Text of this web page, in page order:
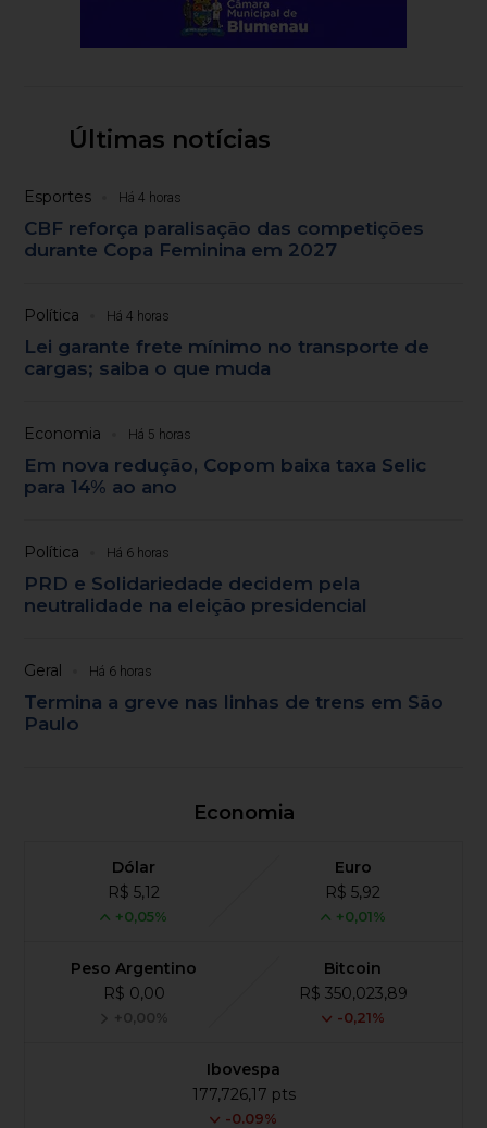
Últimas notícias
Esportes Há 4 horas
CBF reforça paralisação das competições
durante Copa Feminina em 2027
Política Há 4 horas
Lei garante frete mínimo no transporte de
cargas; saiba o que muda
Economia Há 5 horas
Em nova redução, Copom baixa taxa Selic
para 14% ao ano
Política Há 6 horas
PRD e Solidariedade decidem pela
neutralidade na eleição presidencial
Geral Há 6 horas
Termina a greve nas linhas de trens em São
Paulo
Economia
Dólar
R$ 5,12
+0,05%
Euro
R$ 5,92
+0,01%
Peso Argentino
R$ 0,00
+0,00%
Bitcoin
R$ 350,023,89
-0,21%
Ibovespa
177,726,17 pts
-0.09%